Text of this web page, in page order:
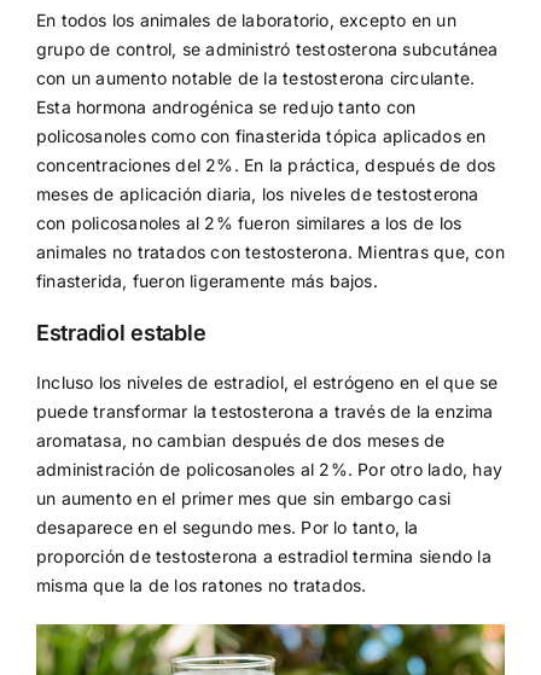
En todos los animales de laboratorio, excepto en un
grupo de control, se administró testosterona subcutánea
con un aumento notable de la testosterona circulante.
Esta hormona androgénica se redujo tanto con
policosanoles como con finasterida tópica aplicados en
concentraciones del 2%. En la práctica, después de dos
meses de aplicación diaria, los niveles de testosterona
con policosanoles al 2% fueron similares a los de los
animales no tratados con testosterona. Mientras que, con
finasterida, fueron ligeramente más bajos.
Estradiol estable
Incluso los niveles de estradiol, el estrógeno en el que se
puede transformar la testosterona a través de la enzima
aromatasa, no cambian después de dos meses de
administración de policosanoles al 2%. Por otro lado, hay
un aumento en el primer mes que sin embargo casi
desaparece en el segundo mes. Por lo tanto, la
proporción de testosterona a estradiol termina siendo la
misma que la de los ratones no tratados.